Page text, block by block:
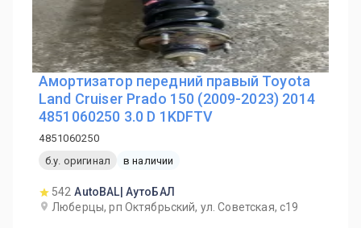
Амортизатор передний правый Toyota
Land Cruiser Prado 150 (2009-2023) 2014
4851060250 3.0 D 1KDFTV
4851060250
б.у. оригинал
в наличии
542 AutoBAL| АутоБАЛ
Люберцы, рп Октябрьский, ул. Советская, с19